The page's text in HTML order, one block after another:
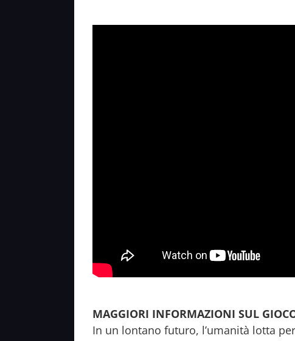
MAGGIORI INFORMAZIONI SUL
In un lontano futuro, l’umanità lotta